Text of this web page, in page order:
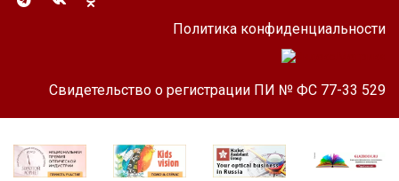
Политика конфиденциальности
Свидетельство о регистрации ПИ № ФС 77-33 529